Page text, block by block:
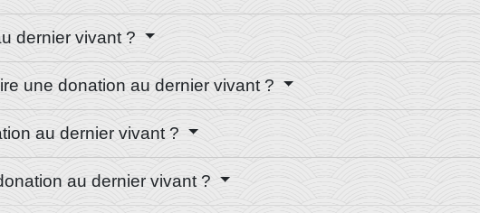
dernier vivant ?
une donation au dernier vivant ?
au dernier vivant ?
au dernier vivant ?